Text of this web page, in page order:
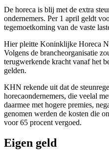
De horeca is blij met de extra
ondernemers. Per 1 april geldt
tegemoetkoming van de vaste
Hier pleitte Koninklijke Horeca
Volgens de brancheorganisatie
terugwerkende kracht vanaf het
gelden.
KHN rekende uit dat de
horecaondernemers, die veelal
daarmee met hogere premies,
genomen werden de kosten die
voor 65 procent vergoed.
Eigen geld